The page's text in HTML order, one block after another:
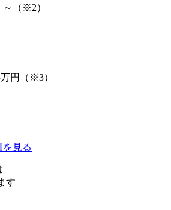
～（※2）
円（※3）
を見る
す